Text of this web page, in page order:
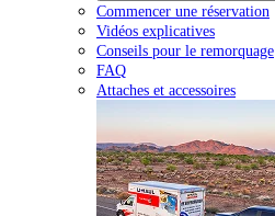
Commencer une réservation
Vidéos explicatives
Conseils pour le remorquage
FAQ
Attaches et accessoires